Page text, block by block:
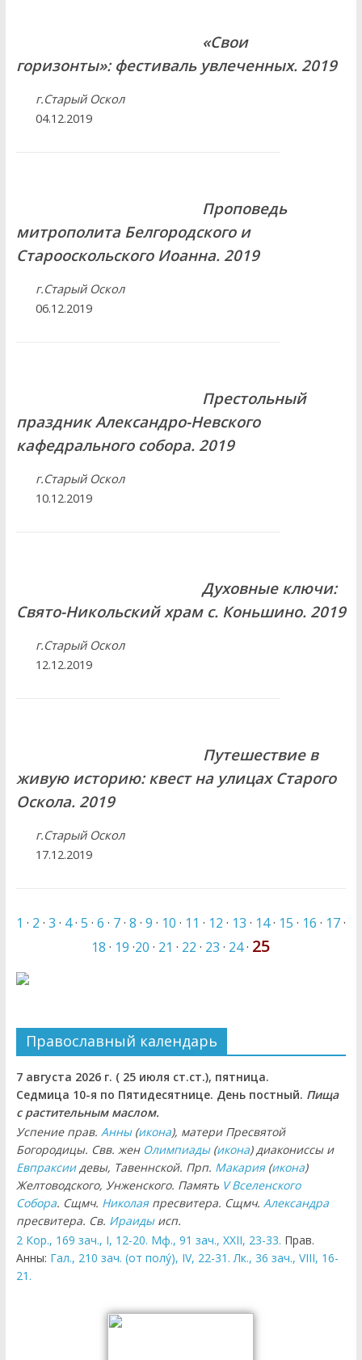
«Свои
горизонты»: фестиваль увлеченных. 2019
г.Старый Оскол
04.12.2019
Проповедь
митрополита Белгородского и
Старооскольского Иоанна. 2019
г.Старый Оскол
06.12.2019
Престольный
праздник Александро-Невского
кафедрального собора. 2019
г.Старый Оскол
10.12.2019
Духовные ключи:
Свято-Никольский храм с. Коньшино. 2019
г.Старый Оскол
12.12.2019
Путешествие в
живую историю: квест на улицах Старого
Оскола. 2019
г.Старый Оскол
17.12.2019
1 · 2 · 3 · 4· 5 · 6 · 7· 8 · 9 · 10 · 11 · 12 · 13 · 14· 15 · 16 · 17·
18 · 19 ·20 · 21· 22· 23· 24· 25
Православный календарь
7 августа 2026 г. ( 25 июля ст.ст.), пятница.
Седмица 10-я по Пятидесятнице. День постный. Пища
с растительным маслом.
Успение прав. Анны(икона), матери Пресвятой
Богородицы. Свв. жен Олимпиады(икона) диакониссы и
Евпраксиидевы, Тавеннской. Прп. Макария(икона)
Желтоводского, Унженского. Память V Вселенского
Собора. Сщмч. Николаяпресвитера. Сщмч. Александра
пресвитера. Св. Ираидыисп.
2 Кор., 169 зач., I, 12-20. Мф., 91 зач., XXII, 23-33. Прав.
Анны: Гал., 210 зач. (от полу́), IV, 22-31. Лк., 36 зач., VIII, 16-
21.